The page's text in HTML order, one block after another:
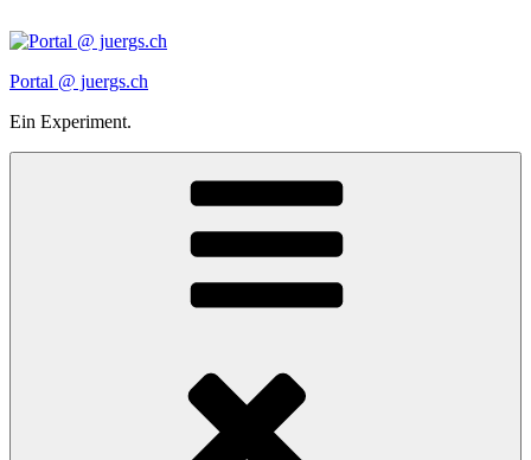
Inhalt
Portal @ juergs.ch
Ein Experiment.